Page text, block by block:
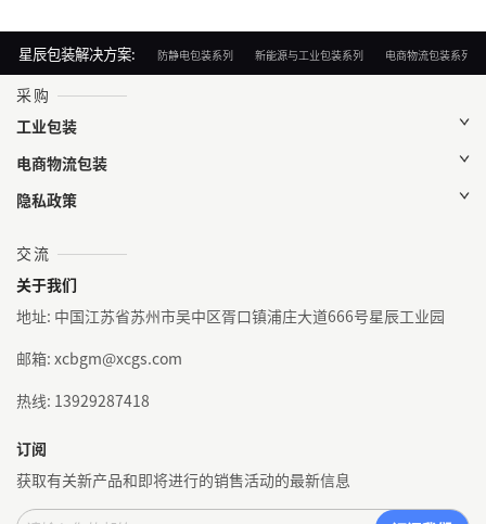
星辰包装解决方案: 防静电包装系列 新能源与工业包装系列 电商物流包装系列
采购
工业包装
电商物流包装
隐私政策
交流
关于我们
地址: 中国江苏省苏州市吴中区胥口镇浦庄大道666号星辰工业园
邮箱: xcbgm@xcgs.com
热线: 13929287418
订阅
获取有关新产品和即将进行的销售活动的最新信息